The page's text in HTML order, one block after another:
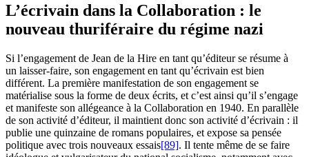
L’écrivain dans la Collaboration : le
nouveau thuriféraire du régime nazi
Si l’engagement de Jean de la Hire en tant qu’éditeur se résume à
un laisser-faire, son engagement en tant qu’écrivain est bien
différent. La première manifestation de son engagement se
matérialise sous la forme de deux écrits, et c’est ainsi qu’il s’engage
et manifeste son allégeance à la Collaboration en 1940. En parallèle
de son activité d’éditeur, il maintient donc son activité d’écrivain : il
publie une quinzaine de romans populaires, et expose sa pensée
politique avec trois nouveaux essais[89]. Il tente même de se faire